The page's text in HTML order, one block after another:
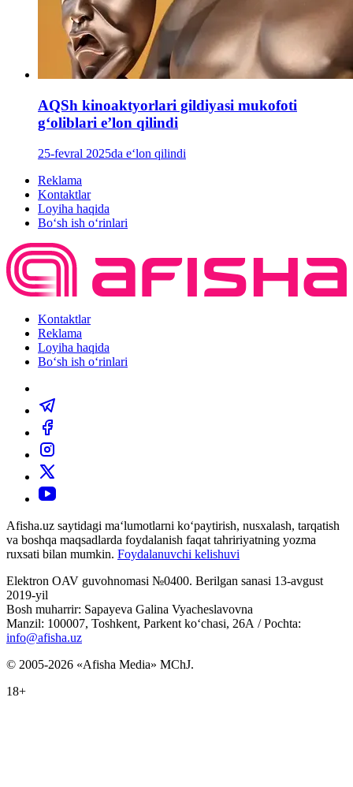
AQSh kinoaktyorlari gildiyasi mukofoti
g‘oliblari e’lon qilindi
25-fevral 2025da e‘lon qilindi
Reklama
Kontaktlar
Loyiha haqida
Bo‘sh ish o‘rinlari
Kontaktlar
Reklama
Loyiha haqida
Bo‘sh ish o‘rinlari
Afisha.uz saytidagi ma‘lumotlarni ko‘paytirish, nusxalash, tarqatish
va boshqa maqsadlarda foydalanish faqat tahririyatning yozma
ruxsati bilan mumkin. Foydalanuvchi kelishuvi
Elektron OAV guvohnomasi №0400. Berilgan sanasi 13-avgust
2019-yil
Bosh muharrir: Sapayeva Galina Vyacheslavovna
Manzil: 100007, Toshkent, Parkent ko‘chasi, 26А / Pochta:
info@afisha.uz
© 2005-2026 «Afisha Media» MChJ.
18+